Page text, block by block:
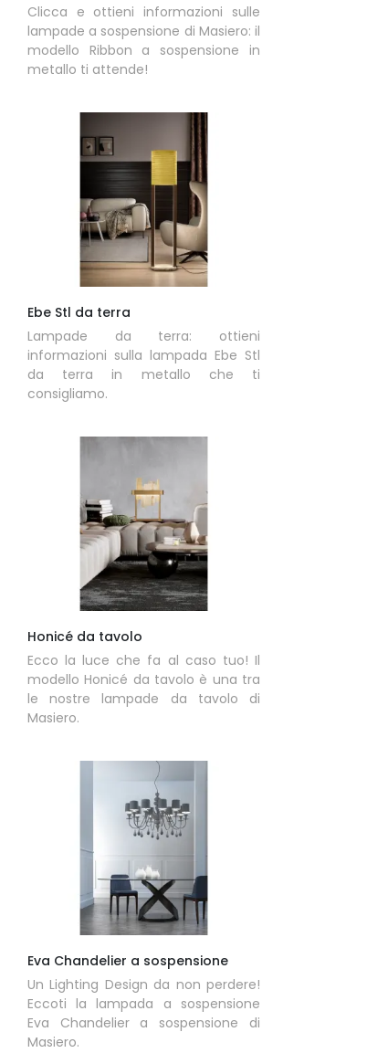
Clicca e ottieni informazioni sulle
lampade a sospensione di Masiero: il
modello Ribbon a sospensione in
metallo ti attende!
Ebe Stl da terra
Lampade da terra: ottieni
informazioni sulla lampada Ebe Stl
da terra in metallo che ti
consigliamo.
Honicé da tavolo
Ecco la luce che fa al caso tuo! Il
modello Honicé da tavolo è una tra
le nostre lampade da tavolo di
Masiero.
Eva Chandelier a sospensione
Un Lighting Design da non perdere!
Eccoti la lampada a sospensione
Eva Chandelier a sospensione di
Masiero.